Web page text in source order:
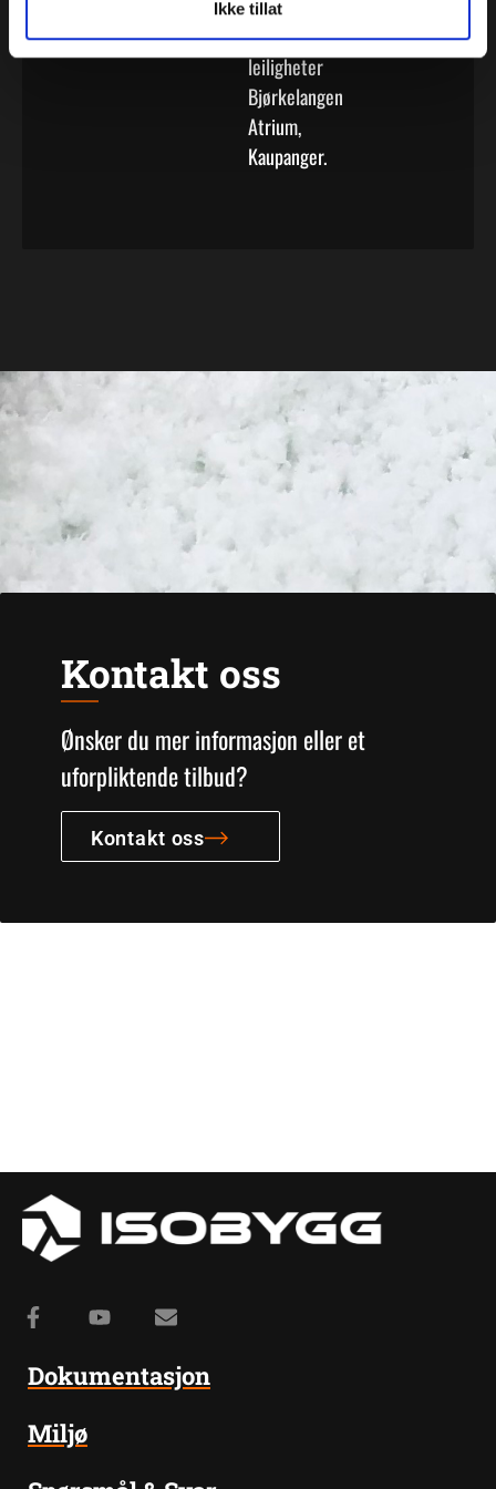
Ikke tillat(gitterdragere)
i 24
leiligheter
Bjørkelangen
Atrium,
Kaupanger.
Kontakt oss
Ønsker du mer informasjon eller et
uforpliktende tilbud?
Kontakt oss
Dokumentasjon
Miljø